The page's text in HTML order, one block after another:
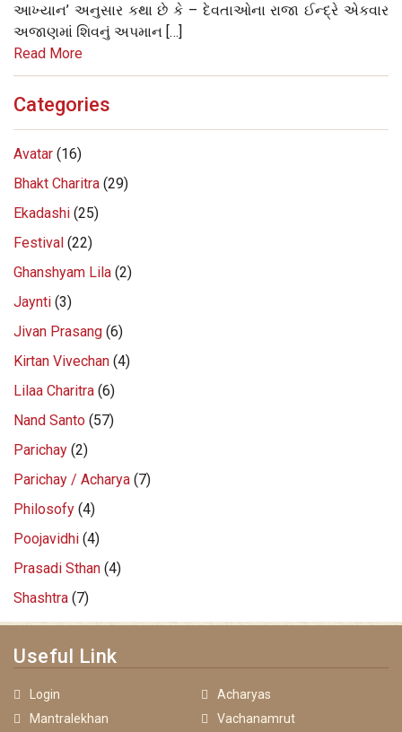
આખ્યાન’ અનુસાર કથા છે કે – દેવતાઓના રાજા ઈન્દ્રે એકવાર
અજાણમાં શિવનું અપમાન […]
Read More
Categories
Avatar (16)
Bhakt Charitra (29)
Ekadashi (25)
Festival (22)
Ghanshyam Lila (2)
Jaynti (3)
Jivan Prasang (6)
Kirtan Vivechan (4)
Lilaa Charitra (6)
Nand Santo (57)
Parichay (2)
Parichay / Acharya (7)
Philosofy (4)
Poojavidhi (4)
Prasadi Sthan (4)
Shashtra (7)
Useful Link
Login
Acharyas
Mantralekhan
Vachanamrut